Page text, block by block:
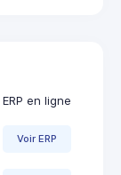
ERP en ligne
Voir ERP